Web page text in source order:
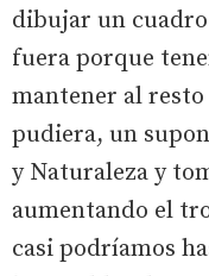
dibujar un
fuera porque
mantener al resto
pudiera, un
y Naturaleza y
aumentando el
casi podríamos